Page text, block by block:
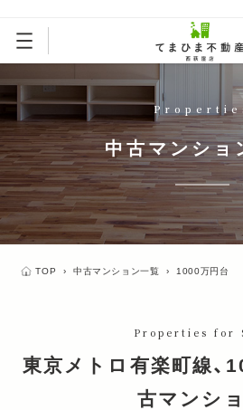
中古マンショ
TOP › 中古マンション一覧 › 1000万円台
Properties for
東京メトロ有楽町線、
古マンシ
リノベーション済